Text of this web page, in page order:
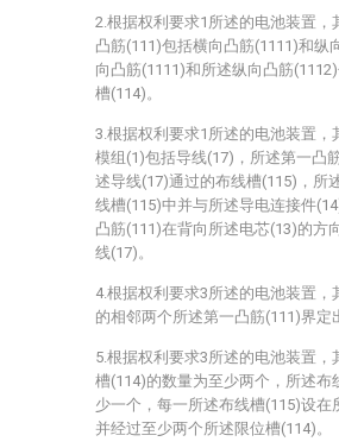
2.根据权利要求1所述的电池装置，
凸筋(111)包括横向凸筋(1111)和纵
向凸筋(1111)和所述纵向凸筋
槽(114)。
3.根据权利要求1所述的电池装置，
模组(1)包括导线(17)，所述第一凸
述导线(17)通过的布线槽(115)，所
线槽(115)中并与所述导电连接件
凸筋(111)在背向所述电芯(13)的方
线(17)。
4.根据权利要求3所述的电池装置
的相邻两个所述第一凸筋(111)界定
5.根据权利要求3所述的电池装置，
槽(114)的数量为至少两个，所述布
少一个，每一所述布线槽(115)设在
并经过至少两个所述限位槽(114)。